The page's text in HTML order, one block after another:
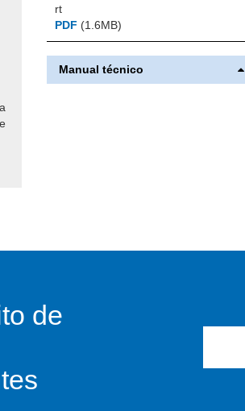
rt
PDF (1.6MB)
Manual técnico
de